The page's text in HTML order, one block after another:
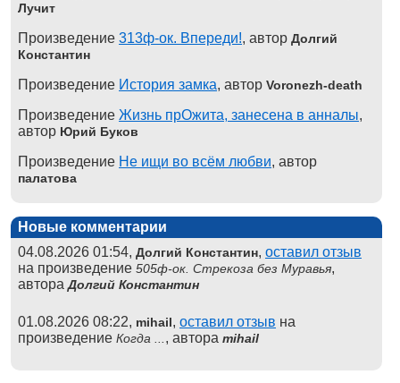
Лучит
Произведение 313ф-ок. Впереди!, автор Долгий
Константин
Произведение История замка, автор Voronezh-death
Произведение Жизнь прОжита, занесена в анналы,
автор Юрий Буков
Произведение Не ищи во всём любви, автор
палатова
Новые комментарии
04.08.2026 01:54, Долгий Константин, оставил отзыв
на произведение 505ф-ок. Стрекоза без Муравья,
автораДолгий Константин
01.08.2026 08:22, mihail, оставил отзыв на
произведение Когда ... , автора mihail